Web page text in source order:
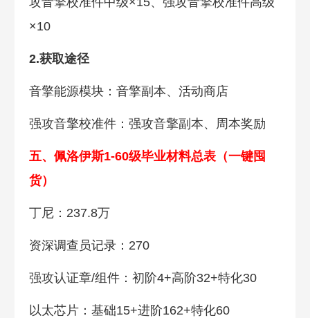
×10
2.获取途径
音擎能源模块：音擎副本、活动商店
强攻音擎校准件：强攻音擎副本、周本奖励
五、佩洛伊斯1-60级毕业材料总表（一键囤
货）
丁尼：237.8万
资深调查员记录：270
强攻认证章/组件：初阶4+高阶32+特化30
以太芯片：基础15+进阶162+特化60